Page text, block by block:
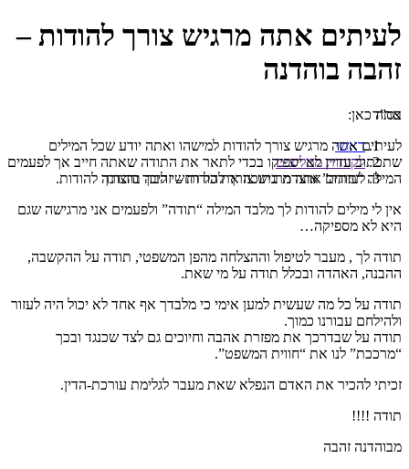
לעיתים אתה מרגיש צורך להודות –
זהבה בוהדנה
אתה כאן:
ראשי
לקוחות ממליצים
לעיתים אתה מרגיש צורך להודות – זהבה בוהדנה
בס”ד
לעיתים אתה מרגיש צורך להודות למישהו ואתה יודע שכל המילים
שתכתוב עדיין לא יספיקו בכדי לתאר את התודה שאתה חייב אך לפעמים
המילה “תודה” אוצרת בתוכה את כל רחשי ליבך והצורך להודות.
אין לי מילים להודות לך מלבד המילה “תודה” ולפעמים אני מרגישה שגם
היא לא מספיקה…
תודה לך , מעבר לטיפול וההצלחה מהפן המשפטי, תודה על ההקשבה,
ההבנה, האהדה ובכלל תודה על מי שאת.
תודה על כל מה שעשית למען אימי כי מלבדך אף אחד לא יכול היה לעזור
ולהילחם עבורנו כמוך.
תודה על שבדרכך את מפזרת אהבה וחיוכים גם לצד שכנגד ובכך
“מרככת” לנו את “חווית המשפט”.
זכיתי להכיר את האדם הנפלא שאת מעבר לגלימת עורכת-הדין.
תודה !!!!
מבוהדנה זהבה